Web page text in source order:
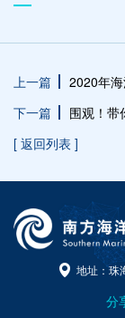
上一篇
2020年
下一篇
围观！带
[ 返回列表 ]
地址：珠
分